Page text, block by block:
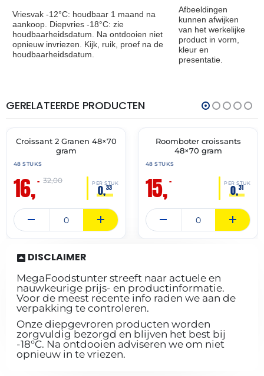
Vriesvak -12°C: houdbaar 1 maand na
aankoop. Diepvries -18°C: zie
houdbaarheidsdatum. Na ontdooien niet
opnieuw invriezen. Kijk, ruik, proef na de
houdbaarheidsdatum.
Afbeeldingen
kunnen afwijken
van het werkelijke
product in vorm,
kleur en
presentatie.
GERELATEERDE PRODUCTEN
🔥 OP=OP
THT:
28-
Croissant 2 Granen 48×70
gram
48 STUKS
16,– PER STUK
0,33
32,00
🔥 OP=OP
Roomboter croissants
48×70 gram
48 STUKS
15,– PER STUK
0,31
DISCLAIMER
MegaFoodstunter streeft naar actuele en
nauwkeurige prijs- en productinformatie.
Voor de meest recente info raden we aan de
verpakking te controleren.
Onze diepgevroren producten worden
zorgvuldig bezorgd en blijven het best bij
-18°C. Na ontdooien adviseren we om niet
opnieuw in te vriezen.